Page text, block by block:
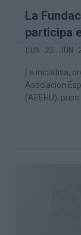
La
participa
sobre el
Santiago
LUN 22 JUN
La iniciativa,
Asociación
(AEEHU),